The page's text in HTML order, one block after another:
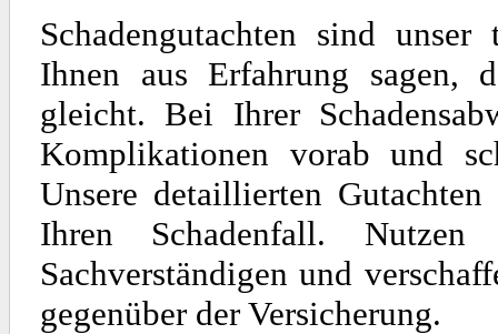
Schadengutachten sind
Ihnen aus Erfahrung sagen,
gleicht. Bei Ihrer
Komplikationen vorab und
Unsere detaillierten
Ihren Schadenfall. Nutzen
Sachverständigen und
gegenüber der Versicherung.